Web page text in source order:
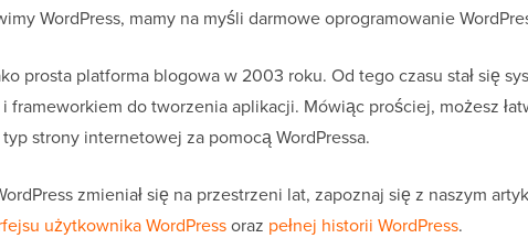
WordPress, mamy na myśli darmowe oprogramowanie
prosta platforma blogowa w 2003 roku. Od tego czasu stał się
frameworkiem do tworzenia aplikacji. Mówiąc prościej, możesz
strony internetowej za pomocą WordPressa.
zmieniał się na przestrzeni lat, zapoznaj się z naszym
użytkownika WordPressoraz pełnej historii WordPress.